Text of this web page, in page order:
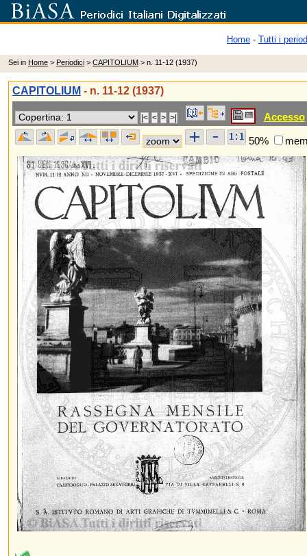
Home - Tutti i
Sei in Home > Periodici > CAPITOLIUM > n. 11-12 (1937)
CAPITOLIUM - n. 11-12 (1937)
Accesso
50%